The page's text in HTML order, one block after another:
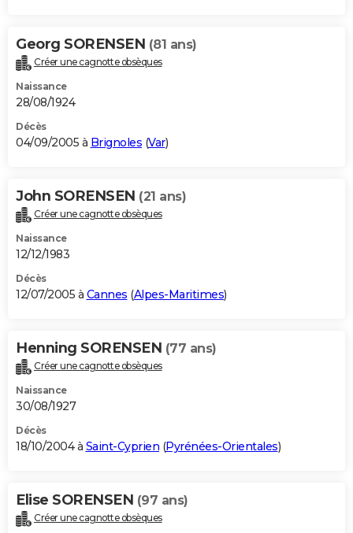
Georg SORENSEN (81 ans)
Créer une cagnotte obsèques
Naissance
28/08/1924
Décès
04/09/2005 à Brignoles (Var)
John SORENSEN (21 ans)
Créer une cagnotte obsèques
Naissance
12/12/1983
Décès
12/07/2005 à Cannes (Alpes-Maritimes)
Henning SORENSEN (77 ans)
Créer une cagnotte obsèques
Naissance
30/08/1927
Décès
18/10/2004 à Saint-Cyprien (Pyrénées-Orientales)
Elise SORENSEN (97 ans)
Créer une cagnotte obsèques